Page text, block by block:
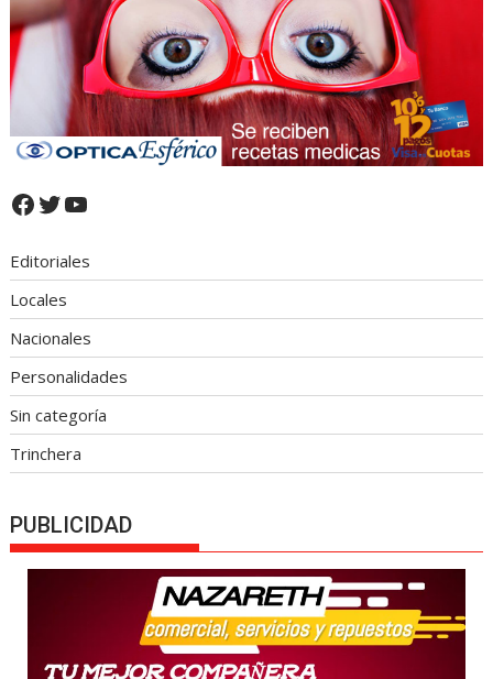
Facebook
Twitter
YouTube
Editoriales
Locales
Nacionales
Personalidades
Sin categoría
Trinchera
PUBLICIDAD